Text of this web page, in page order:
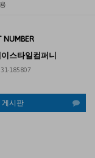
NUMBER
스타일컴퍼니
185807
게시판